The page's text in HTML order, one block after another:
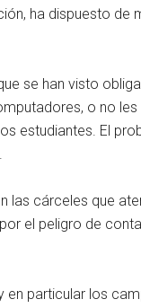
ha dispuesto de
se han visto
o no
estudiantes. El
las cárceles que
el peligro de
en particular los